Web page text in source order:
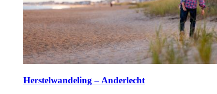
Herstelwandeling – Anderlecht